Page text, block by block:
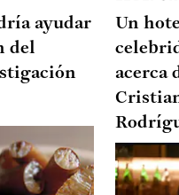
ayudar
del
Un
acerca